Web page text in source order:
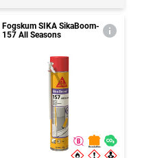
Fogskum SIKA SikaBoom-
157 All Seasons